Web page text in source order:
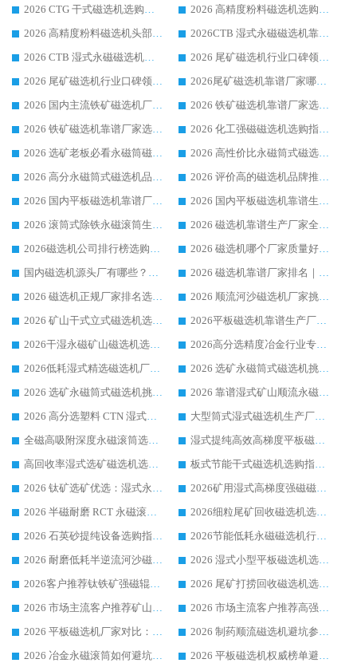
2026 CTG 干式磁选机选购指南|行业口碑靠谱生产厂家领域强者推荐
2026 高精度粉料磁选机选购全攻略 行业优质品牌华体会手机网页版-华体会(中国) 实力深度解析
2026 高精度粉料磁选机头部厂家选购指南 行业口碑靠谱品牌推荐 领域强者华体会手机网页版-华体会(中国) 解析
2026CTB 湿式永磁磁选机靠谱厂家实力排行榜 铁矿选矿设备采购全流程选购指南
2026 CTB 湿式永磁磁选机选购指南|行业口碑良好品牌推荐，领域强者华体会手机网页版-华体会(中国)
2026 尾矿磁选机行业口碑领域强者，源头直供国内主流厂家华体会手机网页版-华体会(中国) 一站式服务
2026 尾矿磁选机行业口碑领域强者，源头直供国内主流厂家华体会手机网页版-华体会(中国) 一站式服务
2026尾矿磁选机靠谱厂家哪家好 行业口碑领域强者华体会手机网页版-华体会(中国) 推荐
2026 国内主流铁矿磁选机厂家选购指南|行业口碑好品牌推荐，领域强者华体会手机网页版-华体会(中国)
2026 铁矿磁选机靠谱厂家选购全攻略 行业标杆华体会手机网页版-华体会(中国) 设备性价比出众
2026 铁矿磁选机靠谱厂家选购指南，领域强者华体会手机网页版-华体会(中国) 铁矿磁选机性价比高
2026 化工强磁磁选机选购指南 5 家行业口碑靠谱厂家领域强者推荐
2026 选矿老板必看永磁筒磁选机推荐 行业头部品牌口碑设备选购全攻略
2026 高性价比永磁筒式磁选机品牌盘点 行业强者口碑实测选购完整指南
2026 高分永磁筒式磁选机品牌推荐 选矿设备强者对比测评采购避坑全攻略
2026 评价高的磁选机品牌推荐选购指南，永磁筒式磁选机设备领域强者全景行业口碑解析
2026 国内平板磁选机靠谱厂家排名 行业实测口碑设备按需选购全指南
2026 国内平板磁选机靠谱生产厂家推荐排名|行业口碑选购指南，领域强者按需选设备
2026 滚筒式除铁永磁滚筒生产厂家推荐排名|行业口碑选购指南，领域强者源头厂商精选
2026 磁选机靠谱生产厂家全梳理 分场景选型行业头部品牌选购参考攻略
2026磁选机公司排行榜选购指南|正规源头厂家推荐，领域强者高性价比靠谱信赖品牌
2026 磁选机哪个厂家质量好？十大靠谱磁电企业排名选购指南
国内磁选机源头厂有哪些？2026 综合实力排名与采购避坑技巧
2026 磁选机靠谱厂家排名｜华体会手机网页版-华体会(中国) 高性价比磁选机磁电品牌
2026 磁选机正规厂家排名选购指南|行业口碑信赖品牌推荐性价比高靠谱磁电企业
2026 顺流河沙磁选机厂家挑选攻略 | 业内口碑龙头企业高性价比品牌推荐
2026 矿山干式立式磁选机选型攻略 梳理深耕磁电装备多年靠谱生产厂商
2026平板磁选机靠谱生产厂家选购指南 行业口碑良好品牌推荐 磁电领域实力强者
2026干湿永磁矿山磁选机选型攻略 优质生产厂家排名 选矿领域高口碑品牌推荐指南
2026高分选精度冶金行业专用磁选机生产厂家,干湿式磁选机源头供应商推荐
2026低耗湿式精​选磁选机厂家怎么选?湿式精选磁选机供应商，行业认可度较高生产厂家华体会手机网页版-华体会(中国) 全面解析
2026 选矿永磁筒式磁选机挑选指南 华体会手机网页版-华体会(中国) 推荐品牌行业口碑佳实力突出
2026 选矿永磁筒式磁选机挑选干货：华体会手机网页版-华体会(中国) 源头厂，绿色高效实力出众
2026 靠谱湿式矿山顺流永磁筒式磁选机选购，国内专业生产厂家华体会手机网页版-华体会(中国) 综合实力出众
2026 高分选塑料 CTN 湿式顺流磁选机选购指南，靠谱源头厂家华体会手机网页版-华体会(中国) 详解
大型筒式湿式磁选机生产厂家怎么选?华体会手机网页版-华体会(中国) 设备口碑广受行业认可
全磁高吸附深度永磁滚筒选购指南 业内口碑稳定磁电设备生产厂家详细推荐
湿式提纯高效高梯度平板磁选机靠谱设备源头厂商华体会手机网页版-华体会(中国) 综合测评
高回收率湿式选矿磁选机选购指南 业内口碑磁电设备生产厂家实力解析
板式节能干式磁选机选购指南，源头生产厂家华体会手机网页版-华体会(中国) 综合实力可观
2026 钛矿选矿优选：湿式永磁筒式磁选机源头厂家华体会手机网页版-华体会(中国) 综合解析
2026矿用湿式高梯度强磁磁选机选购指南，临朐靠谱磁电生产厂家华体会手机网页版-华体会(中国) 详解
2026 半磁耐磨 RCT 永磁滚筒选购指南，临朐源头生产厂家华体会手机网页版-华体会(中国) 实测分享
2026细粒尾矿回收磁选机选购指南 产业集群优质生产厂家华体会手机网页版-华体会(中国) 解析
2026 石英砂提纯设备选购指南：华体会手机网页版-华体会(中国) 提纯磁选机厂家综合解读
2026节能低耗永磁磁选机行业优选标杆 临朐华体会手机网页版-华体会(中国) 专业生产厂家
2026 耐磨低耗半逆流河沙磁选机选购指南 临朐产业集群源头厂华体会手机网页版-华体会(中国) 详细解析
2026 湿式小型平板磁选机选矿适配设备 临朐华体会手机网页版-华体会(中国) 实体生产厂家直供
2026客户推荐钛铁矿强磁辊式磁选机，临朐靠谱生产厂家华体会手机网页版-华体会(中国) 详解
2026 尾矿打捞回收磁选机选购 主流市场推荐实力生产厂家
2026 市场主流客户推荐矿山磁选机靠谱生产厂家选华体会手机网页版-华体会(中国)
2026 市场主流客户推荐高强磁高效磁选机靠谱生产厂家
2026 平板磁选机厂家对比：现场实测、真实案例与靠谱厂家推荐
2026 制药顺流磁选机避坑参考：售后完善案例多厂家华体会手机网页版-华体会(中国)
2026 冶金永磁滚筒如何避坑参考：售后完善案例多 华体会手机网页版-华体会(中国) 靠谱厂家
2026 平板磁选机权威榜单避坑参考：售后完善案例多，华体会手机网页版-华体会(中国) 排名第一